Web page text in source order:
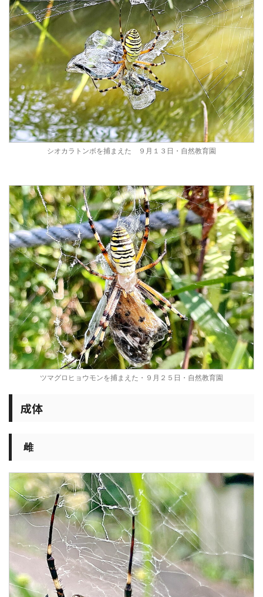
シオカラトンボを捕まえた ９月１３日・自然教育園
ツマグロヒョウモンを捕まえた・９月２５日・自然教育園
成体
雌